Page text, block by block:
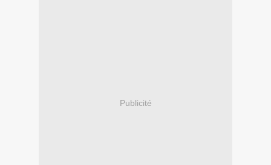
Publicité